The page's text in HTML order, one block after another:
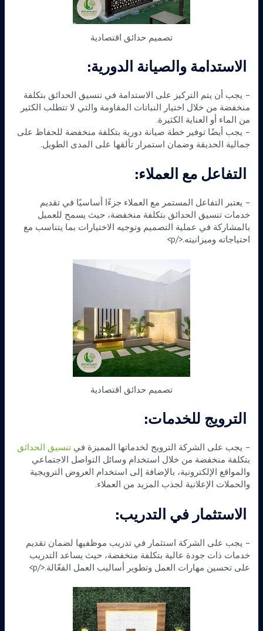
تصميم حدائق اقتصادية
الاستدامة والصيانة الدورية:
– يجب أن يتم التركيز على الاستدامة في تنسيق الحدائق بتكلفة
منخفضة من خلال اختيار النباتات المقاومة والتي لا تتطلب الكثير
من الماء أو العناية الكثيرة.
– يجب أيضًا توفير خطة صيانة دورية بتكلفة منخفضة للحفاظ على
جمالية الحديقة وضمان استمرار تألقها على المدى الطويل.
التفاعل مع العملاء:
– يعتبر التفاعل المستمر مع العملاء جزءًا أساسيًا في تقديم
خدمات تنسيق الحدائق بتكلفة منخفضة، حيث يسمح للعميل
بالمشاركة في عملية التصميم وتوجيه الاختيارات بما يتناسب مع
احتياجاته وميزانيته.</p>
تصميم حدائق اقتصادية
الترويج للخدمات:
– يجب على الشركة الترويج لخدماتها المميزة فيتنسيق الحدائق
بتكلفة منخفضة من خلال استخدام وسائل التواصل الاجتماعي
والمواقع الإلكترونية، بالإضافة إلى استخدام العروض الترويجية
والحملات الإعلانية لجذب المزيد من العملاء.
الاستثمار في التدريب:
– يجب على الشركة استثمار في تدريب موظفيها لضمان تقديم
خدمات ذات جودة عالية بتكلفة منخفضة، حيث يساعد التدريب
على تحسين مهارات العمل وتطوير أساليب العمل الفعّالة.</p>